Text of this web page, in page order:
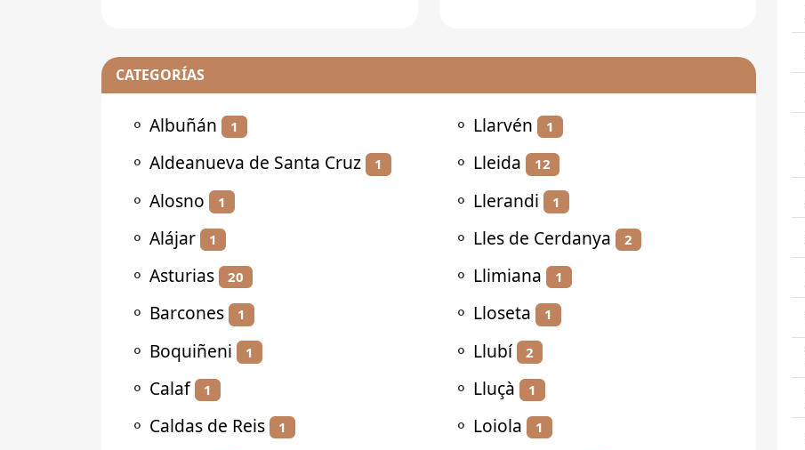
CATEGORÍAS
⚬ Albuñán 1
⚬ Aldeanueva de Santa Cruz 1
⚬ Alosno 1
⚬ Alájar 1
⚬ Asturias 20
⚬ Barcones 1
⚬ Boquiñeni 1
⚬ Calaf 1
⚬ Caldas de Reis 1
⚬ Llarvén 1
⚬ Lleida 12
⚬ Llerandi 1
⚬ Lles de Cerdanya 2
⚬ Llimiana 1
⚬ Lloseta 1
⚬ Llubí 2
⚬ Lluçà 1
⚬ Loiola 1